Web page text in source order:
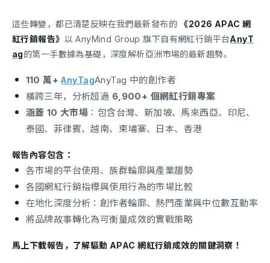
這些轉變，都已清楚反映在我們最新發布的
《2026 APAC 網
紅行銷報告》 以 AnyMind Group 旗下自有網紅行銷平台AnyT
ag的第一手數據為基礎，深度解析亞洲市場的最新趨勢。
110 萬+ AnyTagAnyTag 中的創作者
橫跨三年，分析超過 6,900+ 個網紅行銷專案
涵蓋 10 大市場 ：包含台灣、新加坡、馬來西亞、印尼、
泰國、菲律賓、越南、柬埔寨、日本、香港
報告內容包含：
各市場的平台使用、族群輪廓與產業趨勢
各國網紅行銷指標與使用行為的市場比較
在地化深度分析：創作者輪廓、熱門產業與中位數互動率
將品牌故事轉化為可衡量成效的實戰策略
馬上下載報告，了解驅動 APAC 網紅行銷成效的關鍵洞察！